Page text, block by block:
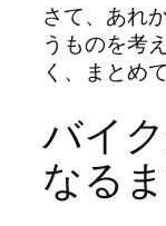
さて、あれ
うものを考
く、まとめ
バイ
なる